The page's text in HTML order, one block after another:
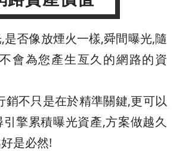
否像放煙火一樣,舜間曝光,隨
會為您產生亙久的網路的資
銷不只是在於精準關鍵,更可以
擎累積曝光資產,方案做越久
是必然!